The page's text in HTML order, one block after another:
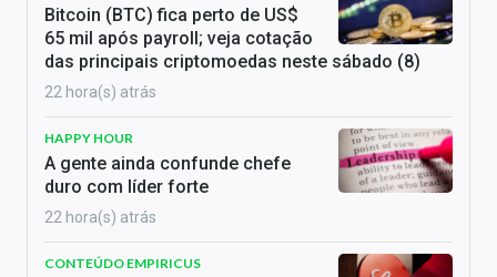
Bitcoin (BTC) fica perto de US$
65 mil após payroll; veja cotação
das principais criptomoedas neste sábado (8)
22 hora(s) atrás
HAPPY HOUR
A gente ainda confunde chefe
duro com líder forte
22 hora(s) atrás
CONTEÚDO EMPIRICUS